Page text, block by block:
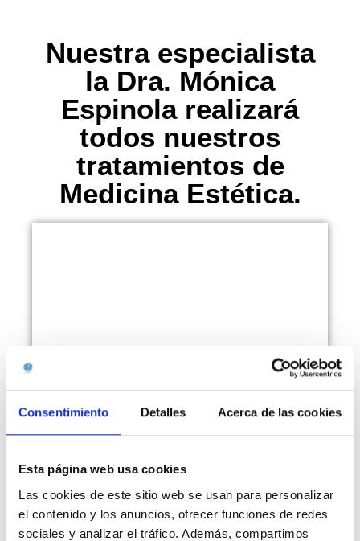
Consentimiento Detalles Acerca de las cookies
Esta página web usa cookies
Las cookies de este sitio web se usan para personalizar
el contenido y los anuncios, ofrecer funciones de redes
sociales y analizar el tráfico. Además, compartimos
Nuestra especialista
la Dra. Mónica
Espinola realizará
todos nuestros
tratamientos de
Medicina Estética.
de Málaga.
Máster en Medicina Estética en la Universidad de